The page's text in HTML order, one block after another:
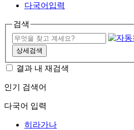
다국어입력
검색
상세검색
결과 내 재검색
인기 검색어
다국어 입력
히라가나